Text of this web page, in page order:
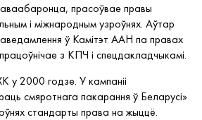
прасоўвае правы
і міжнародным узроўнях. Аўтар
ў Камітэт ААН па правах
з КПЧ і спецдакладчыкамі.
у 2000 годзе. У кампаніі
смяротнага пакарання ў Беларусі»
стандарты права на жыццё.